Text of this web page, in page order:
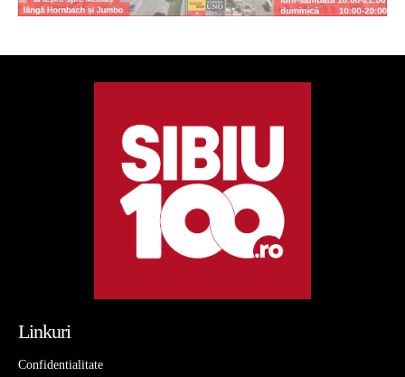
Linkuri
Confidentialitate